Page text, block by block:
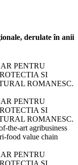
derulate în anii
PENTRU
SI
ROMANESC.
PENTRU
SI
ROMANESC.
the-art agribusiness
food value chain
PENTRU
SI